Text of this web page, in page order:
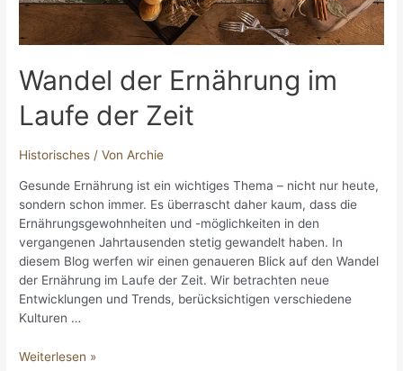
Wandel der Ernährung im
Laufe der Zeit
Historisches / VonArchie
Gesunde Ernährung ist ein wichtiges Thema – nicht nur heute,
sondern schon immer. Es überrascht daher kaum, dass die
Ernährungsgewohnheiten und -möglichkeiten in den
vergangenen Jahrtausenden stetig gewandelt haben. In
diesem Blog werfen wir einen genaueren Blick auf den Wandel
der Ernährung im Laufe der Zeit. Wir betrachten neue
Entwicklungen und Trends, berücksichtigen verschiedene
Kulturen …
Wandel
Weiterlesen »